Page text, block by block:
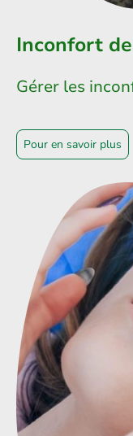
Inconfort
Gérer les
Pour en savoir plus